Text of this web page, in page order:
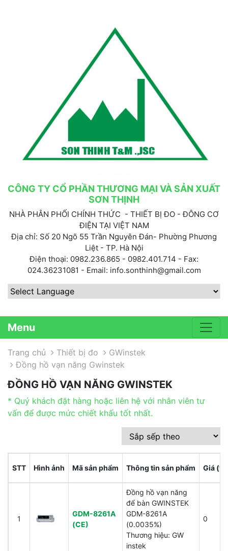
CÔNG TY CỔ PHẦN THƯƠNG MẠI VÀ SẢN XUẤT
SƠN THỊNH
NHÀ PHÂN PHỐI CHÍNH THỨC - THIẾT BỊ ĐO - ĐÔNG CƠ
ĐIỆN TẠI VIỆT NAM
Địa chỉ: Số 20 Ngõ 55 Trần Nguyên Đán- Phường Phương
Liệt - TP. Hà Nội
Điện thoại: 0982.236.865 - 0982.401.714 - Fax:
024.36231081 - Email: info.sonthinh@gmail.com
Menu
Trang chủ Thiết bị đo
GWinstek
Đồng hồ vạn năng Gwinstek
ĐỒNG HỒ VẠN NĂNG GWINSTEK
* Quý khách đặt hàng hoặc liên hệ với nhân viên tư
vấn để được mức chiết khấu tốt nhất.
STT Hình ảnh Mã sản phẩm Thông tin sản phẩm Giá
1
GDM-8261A
(CE)
Đồng hồ vạn năng
để bàn GWINSTEK
GDM-8261A
(0.0035%)
Thương hiệu: GW
instek
0